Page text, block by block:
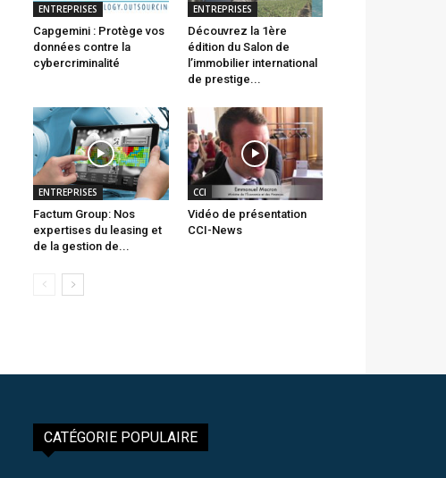
ENTREPRISES
Capgemini : Protège vos
données contre la
cybercriminalité
ENTREPRISES
Découvrez la 1ère
édition du Salon de
l’immobilier international
de prestige...
ENTREPRISES
Factum Group: Nos
expertises du leasing et
de la gestion de...
CCI
Vidéo de présentation
CCI-News
CATÉGORIE POPULAIRE